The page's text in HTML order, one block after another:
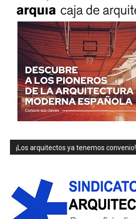
¡Los arquitectos ya tenemos convenio!